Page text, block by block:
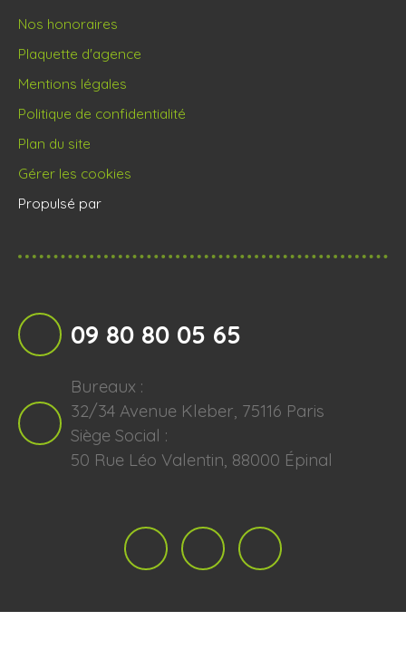
Nos honoraires
Plaquette d'agence
Mentions légales
Politique de confidentialité
Plan du site
Gérer les cookies
Propulsé par
09 80 80 05 65
Bureaux :
32/34 Avenue Kleber, 75116 Paris
Siège Social :
50 Rue Léo Valentin, 88000 Épinal